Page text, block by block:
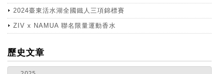
2024臺東活水湖全國鐵人三項錦標賽
ZIV x NAMUA 聯名限量運動香水
more
歷史文章